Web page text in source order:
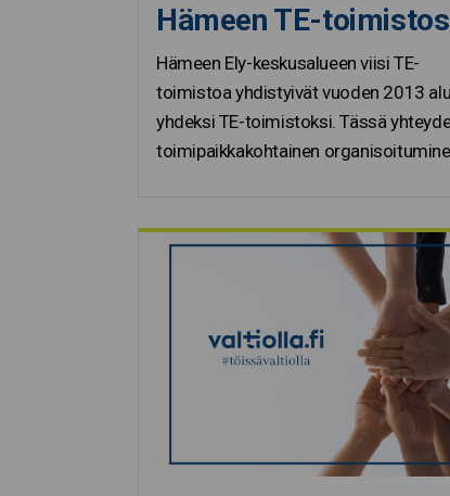
Hämeen TE-
Hämeen Ely-keskusalueen viisi TE-
toimistoa yhdistyivät vuoden 2013
yhdeksi TE-toimistoksi. Tässä
toimipaikkakohtainen